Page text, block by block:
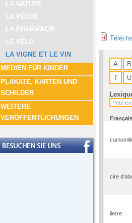
LA NATURE
LA PÊCHE
LA PHARMACIE
LE VÉLO
LA VIGNE ET LE VIN
MEDIEN FÜR KINDER
PLAKATE, KARTEN UND
SCHILDER
WEITERE
VERÖFFENTLICHUNGEN
A B
T
U
Français
cire
lierre